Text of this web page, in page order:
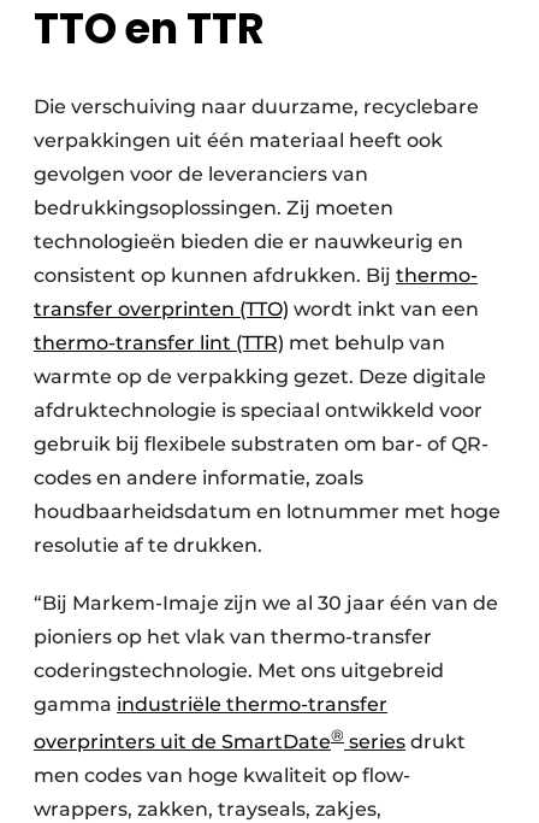
TTO en TTR
Die verschuiving naar duurzame, recyclebare
verpakkingen uit één materiaal heeft ook
gevolgen voor de leveranciers van
bedrukkingsoplossingen. Zij moeten
technologieën bieden die er nauwkeurig en
consistent op kunnen afdrukken. Bij thermo-
transfer overprinten (TTO) wordt inkt van een
thermo-transfer lint (TTR) met behulp van
warmte op de verpakking gezet. Deze digitale
afdruktechnologie is speciaal ontwikkeld voor
gebruik bij flexibele substraten om bar- of QR-
codes en andere informatie, zoals
houdbaarheidsdatum en lotnummer met hoge
resolutie af te drukken.
“Bij Markem-Imaje zijn we al 30 jaar één van de
pioniers op het vlak van thermo-transfer
coderingstechnologie. Met ons uitgebreid
gamma industriële thermo-transfer
overprinters uit de SmartDate® series drukt
men codes van hoge kwaliteit op flow-
wrappers, zakken, trayseals, zakjes,